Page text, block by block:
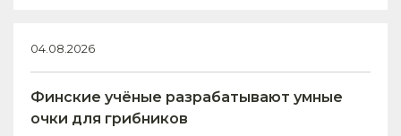
04.08.2026
Финские учёные разрабатывают умные
очки для грибников